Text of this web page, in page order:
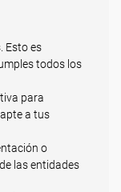
Esto es
todos los
para
a tus
o
las entidades